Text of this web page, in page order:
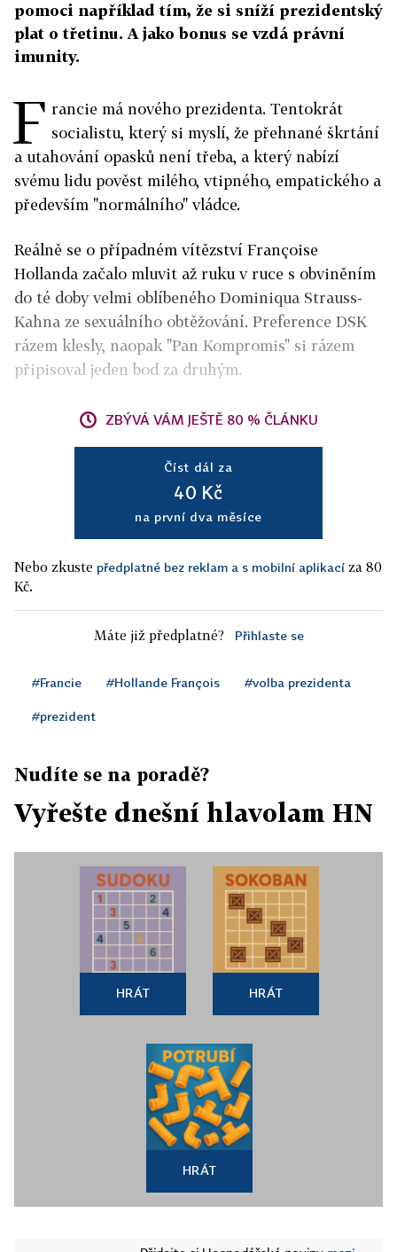
pomoci například tím, že si sníží prezidentský
plat o třetinu. A jako bonus se vzdá právní
imunity.
F rancie má nového prezidenta. Tentokrát
socialistu, který si myslí, že přehnané škrtání
a utahování opasků není třeba, a který nabízí
svému lidu pověst milého, vtipného, empatického a
především "normálního" vládce.
Reálně se o případném vítězství Françoise
Hollanda začalo mluvit až ruku v ruce s obviněním
do té doby velmi oblíbeného Dominiqua Strauss-
Kahna ze sexuálního obtěžování. Preference DSK
rázem klesly, naopak "Pan Kompromis" si rázem
připisoval jeden bod za druhým.
ZBÝVÁ VÁM JEŠTĚ 80 % ČLÁNKU
Číst dál za
40 Kč
na první dva měsíce
Nebo zkuste předplatné bez reklam a s mobilní aplikací za 80
Kč.
Máte již předplatné? Přihlaste se
#Francie #Hollande François #volba prezidenta
#prezident
Nudíte se na poradě?
Vyřešte dnešní hlavolam HN
HRÁT HRÁT
HRÁT